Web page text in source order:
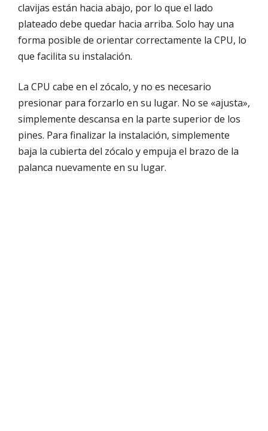
clavijas están hacia abajo, por lo que el lado
plateado debe quedar hacia arriba. Solo hay una
forma posible de orientar correctamente la CPU, lo
que facilita su instalación.
La CPU cabe en el zócalo, y no es necesario
presionar para forzarlo en su lugar. No se «ajusta»,
simplemente descansa en la parte superior de los
pines. Para finalizar la instalación, simplemente
baja la cubierta del zócalo y empuja el brazo de la
palanca nuevamente en su lugar.